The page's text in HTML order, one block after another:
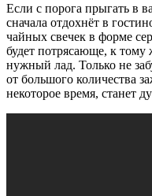
Если с порога прыгать в
сначала отдохнёт в
чайных свечек в форме
будет потрясающе, к тому
нужный лад. Только не
от большого количества
некоторое время, станет